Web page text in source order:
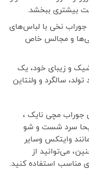
بیشتری ببخشد.
نخی با لباس‌های
و مجالس خاص
و زیبای خود، یک
سالگرد و ولنتاین
جوراب مچی نایک ،
سرد شست و شو
وایتکس وسایر
می‌توانید از
استفاده کنید.